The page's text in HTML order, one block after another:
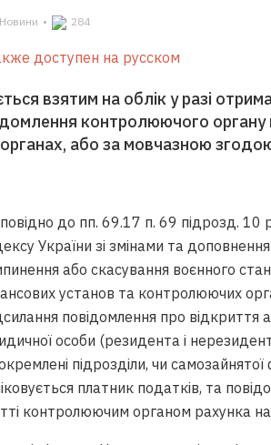
Новини • 284
доступен на русском
взятим на облік у разі
контролюючого органу
або за мовчазною
до пп. 69.17 п. 69 підрозд.
України зі змінами та
або скасування воєнного
установ та контролюючих
повідомлення про відкриття
особи (резидента і
підрозділи, чи
платник податків, та
контролюючим органом рахунка на